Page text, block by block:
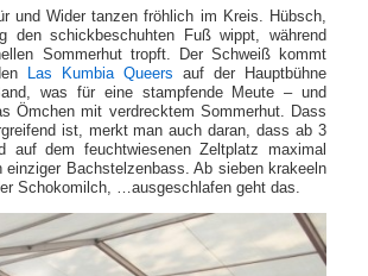
und Wider tanzen fröhlich im Kreis. Hübsch,
den schickbeschuhten Fuß wippt, während
Sommerhut tropft. Der Schweiß kommt
Las Kumbia Queers auf der Hauptbühne
was für eine stampfende Meute – und
Ömchen mit verdrecktem Sommerhut. Dass
ist, merkt man auch daran, dass ab 3
auf dem feuchtwiesenen Zeltplatz maximal
Bachstelzenbass. Ab sieben krakeeln
Schokomilch, …ausgeschlafen geht das.